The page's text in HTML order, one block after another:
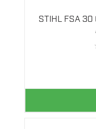
STIHL FSA 30